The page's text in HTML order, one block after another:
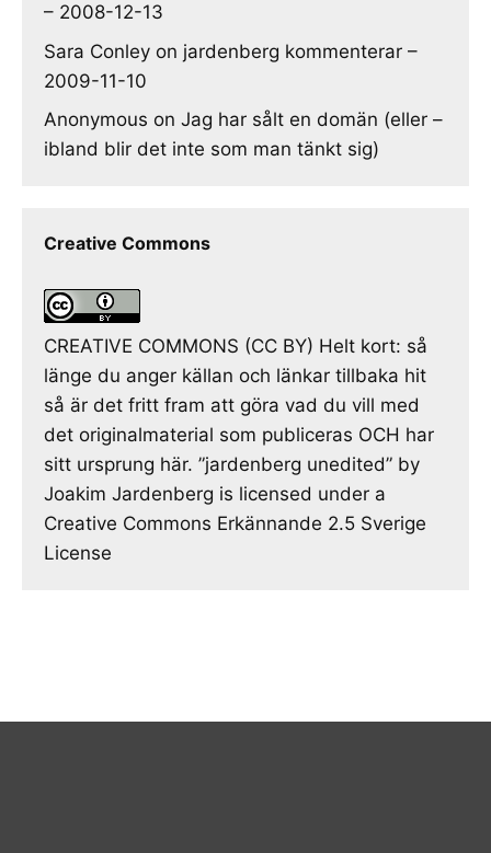
– 2008-12-13
Sara Conley on jardenberg kommenterar –
2009-11-10
Anonymous on Jag har sålt en domän (eller –
ibland blir det inte som man tänkt sig)
Creative Commons
CREATIVE COMMONS (CC BY) Helt kort: så
länge du anger källan och länkar tillbaka hit
så är det fritt fram att göra vad du vill med
det originalmaterial som publiceras OCH har
sitt ursprung här. ”jardenberg unedited” by
Joakim Jardenberg is licensed under a
Creative Commons Erkännande 2.5 Sverige
License